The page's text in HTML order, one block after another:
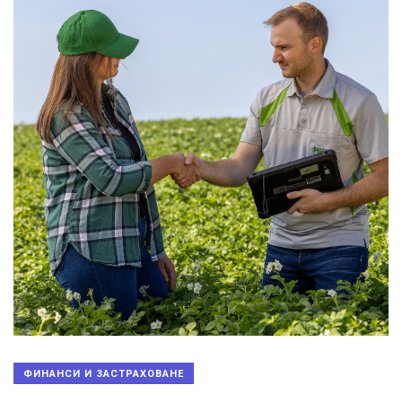
ФИНАНСИ И ЗАСТРАХОВАНЕ